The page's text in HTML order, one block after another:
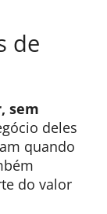
de
sem
deles
quando
do valor